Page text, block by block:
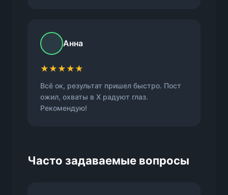
Анна
★★★★★
Всё ок, результат пришел быстро. Пост
ожил, охваты в X радуют глаз.
Рекомендую!
Часто задаваемые вопросы